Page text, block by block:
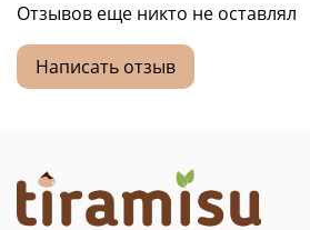
Отзывов еще никто не оставлял
Написать отзыв